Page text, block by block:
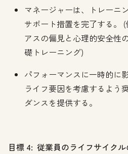
マネージャーは、トレーニ
サポート措置を完了する。
アスの偏見と心理的安全性
礎トレーニング)
パフォーマンスに一時的に
ライフ要因を考慮するよう
ダンスを提供する。
目標 4: 従業員のライフサイクル